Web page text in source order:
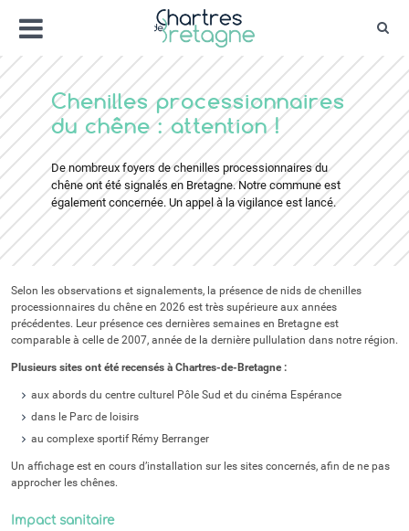
contenu
Menu
Bienvenue sur le site de la ville de
Ville Zéro phyto / 4 fleurs
Chenilles processionnaires
du chêne : attention !
De nombreux foyers de chenilles processionnaires du
chêne ont été signalés en Bretagne. Notre commune est
également concernée. Un appel à la vigilance est lancé.
Selon les observations et signalements, la présence de nids de chenilles
processionnaires du chêne en 2026 est très supérieure aux années
précédentes. Leur présence ces dernières semaines en Bretagne est
comparable à celle de 2007, année de la dernière pullulation dans notre région.
Plusieurs sites ont été recensés à Chartres-de-Bretagne :
aux abords du centre culturel Pôle Sud et du cinéma Espérance
dans le Parc de loisirs
au complexe sportif Rémy Berranger
Un affichage est en cours d’installation sur les sites concernés, afin de ne pas
approcher les chênes.
Impact sanitaire